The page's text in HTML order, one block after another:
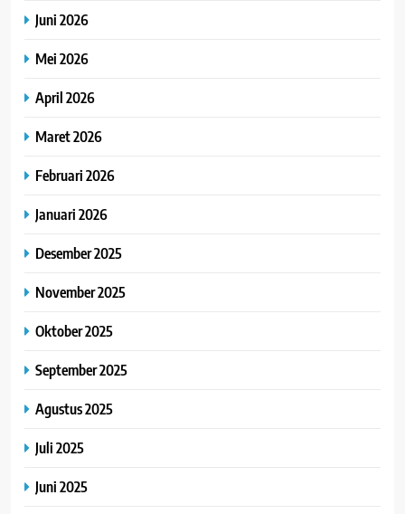
Juni 2026
Mei 2026
April 2026
Maret 2026
Februari 2026
Januari 2026
Desember 2025
November 2025
Oktober 2025
September 2025
Agustus 2025
Juli 2025
Juni 2025